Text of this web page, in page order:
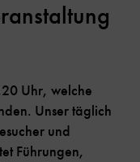
Uhr, welche
Unser täglich
und
Führungen,